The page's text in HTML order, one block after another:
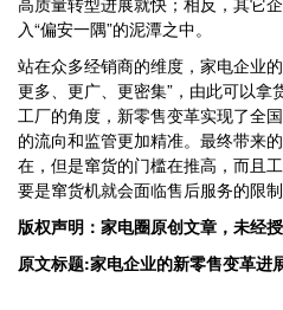
入“偏安一隅”的泥潭之中。
站在众多经销商的维度，家电企业
更多、更广、更密集”，由此可以
工厂的角度，新零售变革实现了全
的流向和监管更加精准。最终带来
在，但是窜货的门槛在推高，而且
要是窜货机就会面临售后服务的限制
版权声明：家电圈原创文章，未经
原文标题:家电企业的新零售变革进